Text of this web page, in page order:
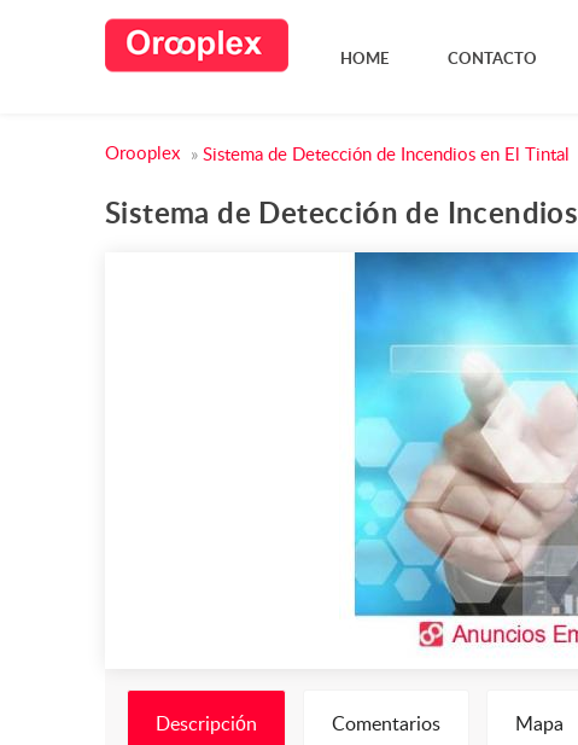
HOME CONTACTO
Orooplex » Sistema de Detección de Incendios en El Tintal
Sistema de Detección de
Descripción Comentarios Mapa